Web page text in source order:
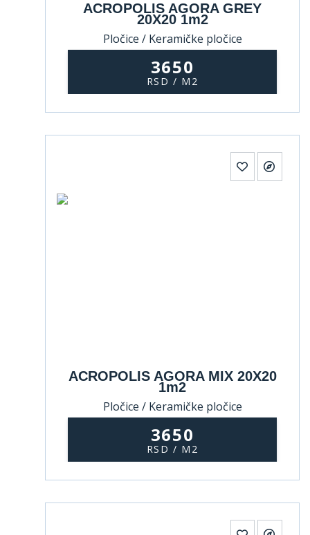
ACROPOLIS AGORA GREY
20X20 1m2
Pločice / Keramičke pločice
3650
RSD / M2
ACROPOLIS AGORA MIX 20X20
1m2
Pločice / Keramičke pločice
3650
RSD / M2